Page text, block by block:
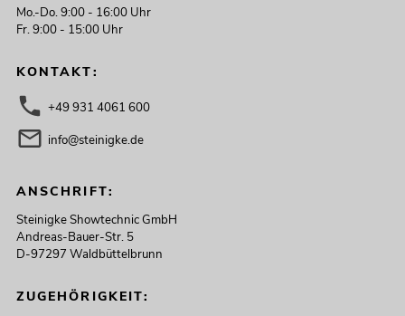
Mo.-Do. 9:00 - 16:00 Uhr
Fr. 9:00 - 15:00 Uhr
KONTAKT:
+49 931 4061 600
info@steinigke.de
ANSCHRIFT:
Steinigke Showtechnic GmbH
Andreas-Bauer-Str. 5
D-97297 Waldbüttelbrunn
ZUGEHÖRIGKEIT: